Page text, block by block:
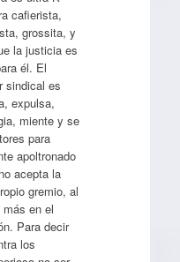
cafierista,
grossita, y
la justicia es
él. El
sindical es
expulsa,
miente y se
para
apoltronado
acepta la
gremio, al
en el
Para decir
los